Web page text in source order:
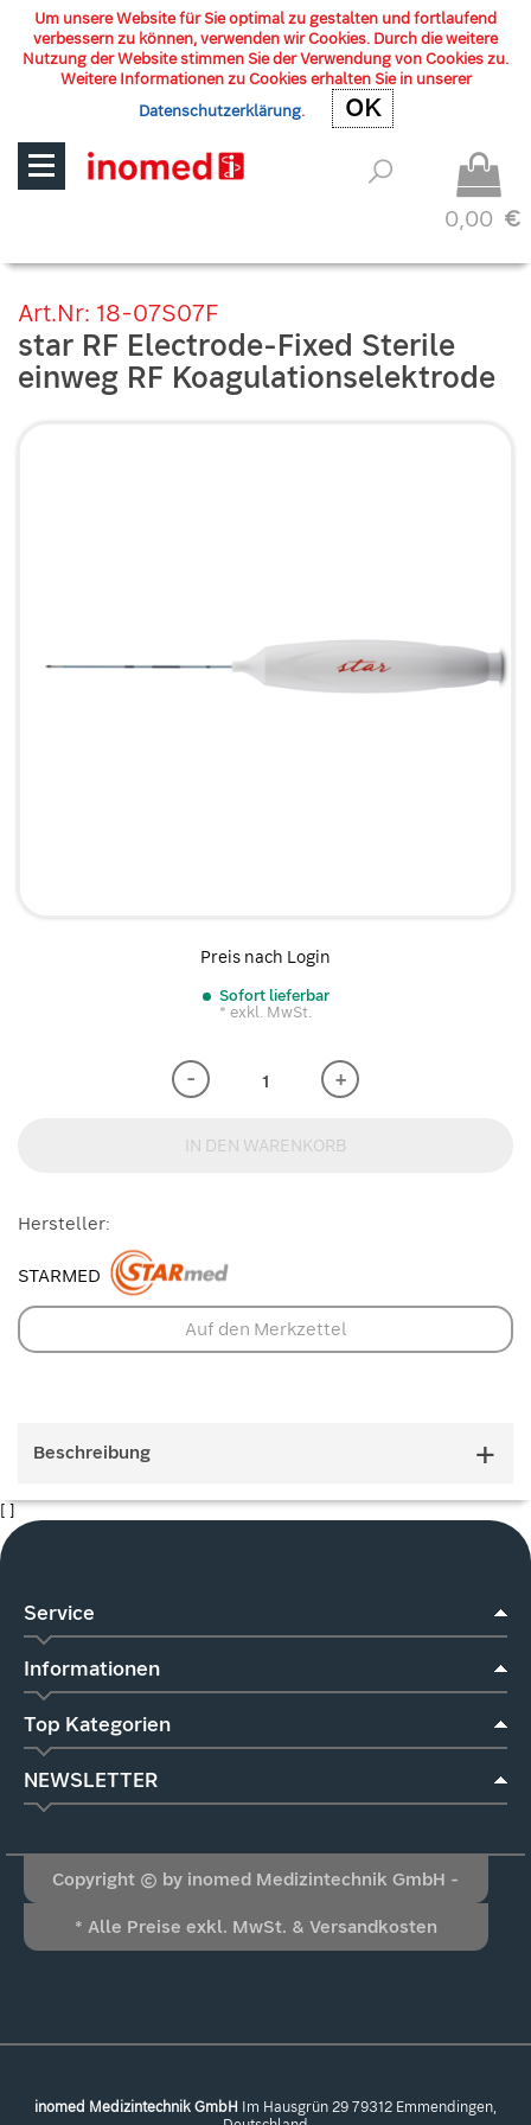
Um unsere Website für Sie optimal zu gestalten und fortlaufend
verbessern zu können, verwenden wir Cookies. Durch die weitere
Nutzung der Website stimmen Sie der Verwendung von Cookies zu.
Weitere Informationen zu Cookies erhalten Sie in unserer
Datenschutzerklärung. OKOK
0,00 €
Art.Nr: 18-07S07F
star RF Electrode-Fixed Sterile
einweg RF Koagulationselektrode
Preis nach Login
Sofort lieferbar
* exkl. MwSt.
- +
IN DEN WARENKORB
Hersteller:
STARMED
Auf den Merkzettel
Beschreibung
[ ]
Service
Informationen
Top Kategorien
NEWSLETTER
Copyright © by inomed Medizintechnik GmbH -
Alle Rechte vorbehalten
* Alle Preise exkl. MwSt. & Versandkosten
inomed Medizintechnik GmbH Im Hausgrün 29 79312 Emmendingen,